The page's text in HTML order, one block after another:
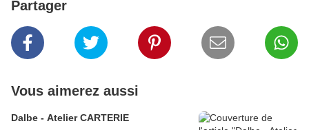
Partager
Vous aimerez aussi
Dalbe - Atelier CARTERIE